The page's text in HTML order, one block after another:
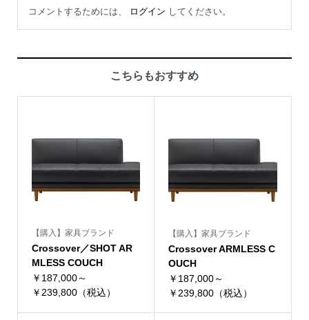
コメントするためには、 ログイン してください。
こちらもおすすめ
【購入】家具ブランド
Crossover／SHOT AR
MLESS COUCH
￥187,000～
￥239,800（税込）
【購入】家具ブランド
Crossover ARMLESS C
OUCH
￥187,000～
￥239,800（税込）